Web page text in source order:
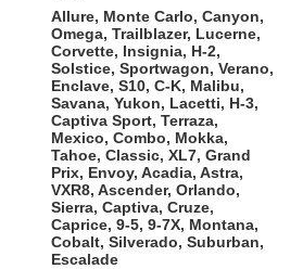
Allure, Monte Carlo, Canyon,
Omega, Trailblazer, Lucerne,
Corvette, Insignia, H-2,
Solstice, Sportwagon, Verano,
Enclave, S10, C-K, Malibu,
Savana, Yukon, Lacetti, H-3,
Captiva Sport, Terraza,
Mexico, Combo, Mokka,
Tahoe, Classic, XL7, Grand
Prix, Envoy, Acadia, Astra,
VXR8, Ascender, Orlando,
Sierra, Captiva, Cruze,
Caprice, 9-5, 9-7X, Montana,
Cobalt, Silverado, Suburban,
Escalade